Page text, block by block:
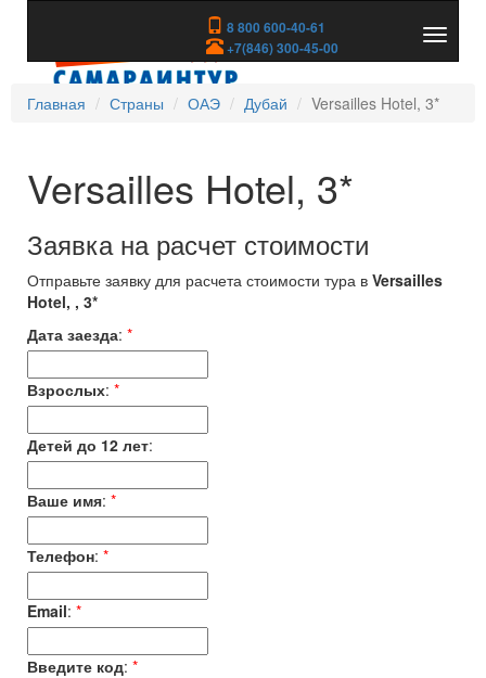
8 800 600-40-61
+7(846) 300-45-00
скрыть
Главная
Страны ОАЭ Дубай Versailles Hotel, 3*
Versailles Hotel, 3*
Заявка на расчет стоимости
Отправьте заявку для расчета стоимости тура в Versailles
Hotel, , 3*
Дата заезда: *
Взрослых: *
Детей до 12 лет:
Ваше имя: *
Телефон: *
Email: *
Введите код: *